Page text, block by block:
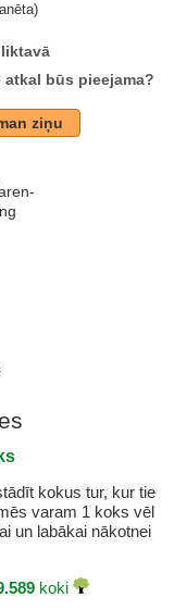
atkal būs pieejama?
ziņu
kokus tur, kur tie
varam 1 koks vēl
un labākai nākotnei
koki